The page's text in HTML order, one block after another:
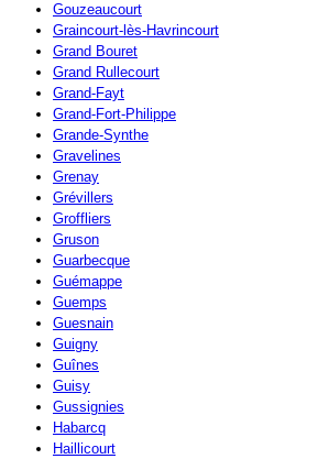
Gouzeaucourt
Graincourt-lès-Havrincourt
Grand Bouret
Grand Rullecourt
Grand-Fayt
Grand-Fort-Philippe
Grande-Synthe
Gravelines
Grenay
Grévillers
Groffliers
Gruson
Guarbecque
Guémappe
Guemps
Guesnain
Guigny
Guînes
Guisy
Gussignies
Habarcq
Haillicourt